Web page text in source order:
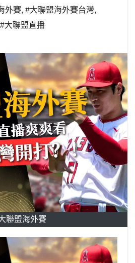
外賽, #大聯盟海外賽台灣,
#大聯盟直播
聯盟海外賽